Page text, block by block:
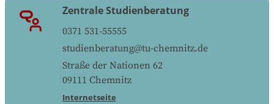
Zentrale Studienberatung
0371 531-55555
studienberatung@tu-chemnitz.de
Straße der Nationen 62
09111 Chemnitz
Internetseite